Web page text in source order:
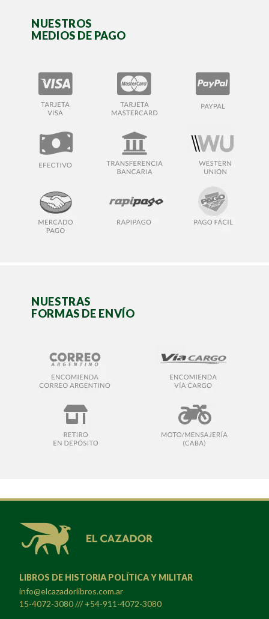
NUESTROS
MEDIOS DE PAGO
NUESTRAS
FORMAS DE ENVÍO
LIBROS DE HISTORIA POLÍTICA Y MILITAR
info@elcazadorlibros.com.ar
15-4072-3080 /// +54-911-4072-3080